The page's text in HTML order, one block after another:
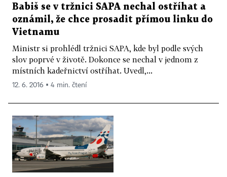
Babiš se v tržnici SAPA nechal ostříhat a
oznámil, že chce prosadit přímou linku do
Vietnamu
Ministr si prohlédl tržnici SAPA, kde byl podle svých
slov poprvé v životě. Dokonce se nechal v jednom z
místních kadeřnictví ostříhat. Uvedl,...
12. 6. 2016 ▪ 4 min. čtení